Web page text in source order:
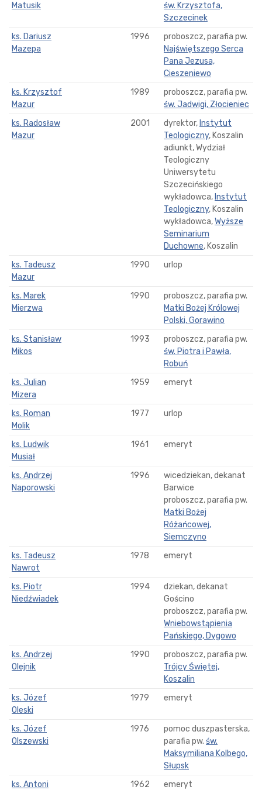
Matusik
św. Krzysztofa,
Szczecinek
ks. Dariusz
Mazepa
1996
proboszcz, parafia pw.
Najświętszego Serca
Pana Jezusa,
Cieszeniewo
ks. Krzysztof
Mazur
1989
proboszcz, parafia pw.
św. Jadwigi, Złocieniec
ks. Radosław
Mazur
2001 dyrektor, Instytut
Teologiczny, Koszalin
adiunkt, Wydział
Teologiczny
Uniwersytetu
Szczecińskiego
wykładowca, Instytut
Teologiczny, Koszalin
wykładowca,Wyższe
Seminarium
Duchowne, Koszalin
ks. Tadeusz
Mazur
1990 urlop
ks. Marek
Mierzwa
1990
proboszcz, parafia pw.
Matki Bożej Królowej
Polski, Gorawino
ks. Stanisław
Mikos
1993
proboszcz, parafia pw.
św. Piotra i Pawła,
Robuń
ks. Julian
Mizera
1959 emeryt
ks. Roman
Molik
1977 urlop
ks. Ludwik
Musiał
1961 emeryt
ks. Andrzej
Naporowski
1996
wicedziekan, dekanat
Barwice
proboszcz, parafia pw.
Matki Bożej
Różańcowej,
Siemczyno
ks. Tadeusz
Nawrot
1978 emeryt
ks. Piotr
Niedźwiadek
1994
dziekan, dekanat
Gościno
proboszcz, parafia pw.
Wniebowstąpienia
Pańskiego, Dygowo
ks. Andrzej
Olejnik
1990
proboszcz, parafia pw.
Trójcy Świętej,
Koszalin
ks. Józef
Oleski
1979 emeryt
ks. Józef
Olszewski
1976
pomoc duszpasterska,
parafia pw. św.
Maksymiliana Kolbego,
Słupsk
ks. Antoni
1962 emeryt